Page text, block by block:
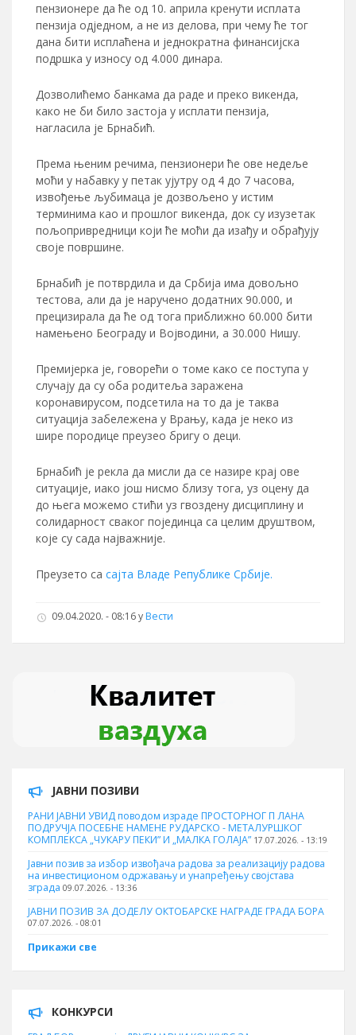
пензионере да ће од 10. априла кренути исплата
пензија одједном, а не из делова, при чему ће тог
дана бити исплаћена и једнократна финансијска
подршка у износу од 4.000 динара.
Дозволићемо банкама да раде и преко викенда,
како не би било застоја у исплати пензија,
нагласила је Брнабић.
Према њеним речима, пензионери ће ове недеље
моћи у набавку у петак ујутру од 4 до 7 часова,
извођење љубимаца је дозвољено у истим
терминима као и прошлог викенда, док су изузетак
пољопривредници који ће моћи да изађу и обрађују
своје површине.
Брнабић је потврдила и да Србија има довољно
тестова, али да је наручено додатних 90.000, и
прецизирала да ће од тога приближно 60.000 бити
намењено Београду и Војводини, а 30.000 Нишу.
Премијерка је, говорећи о томе како се поступа у
случају да су оба родитеља заражена
коронавирусом, подсетила на то да је таква
ситуација забележена у Врању, када је неко из
шире породице преузео бригу о деци.
Брнабић је рекла да мисли да се назире крај ове
ситуације, иако још нисмо близу тога, уз оцену да
до њега можемо стићи уз гвоздену дисциплину и
солидарност сваког појединца са целим друштвом,
које су сада најважније.
Преузето са сајта Владе Републике Србије.
09.04.2020. - 08:16 уВести
ЈАВНИ ПОЗИВИ
РАНИ ЈАВНИ УВИД поводом израде ПРОСТОРНОГ П ЛАНА
ПОДРУЧЈА ПОСЕБНЕ НАМЕНЕ РУДАРСКО - МЕТАЛУРШКОГ
КОМПЛЕКСА „ЧУКАРУ ПЕКИ” И „МАЛКА ГОЛАЈА” 17.07.2026. - 13:19
Јавни позив за избор извођача радова за реализацију радова
на инвестиционом одржавању и унапређењу својстава
зграда 09.07.2026. - 13:36
ЈАВНИ ПОЗИВ ЗА ДОДЕЛУ ОКТOБАРСКЕ НАГРАДЕ ГРАДА БОРА
07.07.2026. - 08:01
Прикажи све
КОНКУРСИ